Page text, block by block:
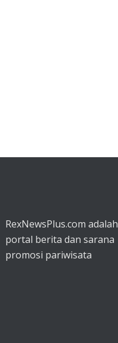
RexNewsPlus.com adalah
portal berita dan sarana
promosi pariwisata